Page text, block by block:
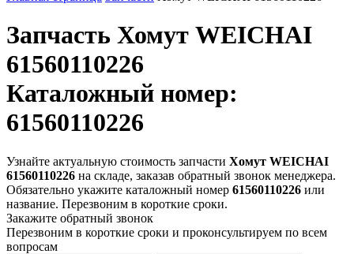
Запчасть Хомут WEICHAI
61560110226
Каталожный номер:
61560110226
Узнайте актуальную стоимость запчасти Хомут WEICHAI
61560110226 на складе, заказав обратный звонок менеджера.
Обязательно укажите каталожный номер 61560110226 или
название. Перезвоним в короткие сроки.
Закажите обратный звонок
Перезвоним в короткие сроки и проконсультируем по всем
вопросам